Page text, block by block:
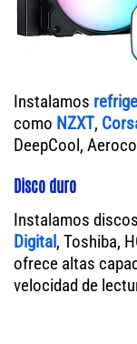
Instalamos
como NZXT,
DeepCool,
Disco duro
Instalamos
Digital, Toshiba,
ofrece altas
velocidad de